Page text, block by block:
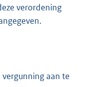
verordening
aan te